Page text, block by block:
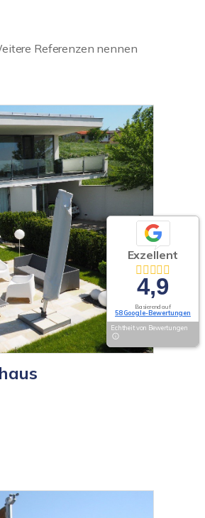
Referenzen nennen
Exzellent
4,9
Basierend auf
58 Google-Bewertungen
Echtheit von Bewertungen